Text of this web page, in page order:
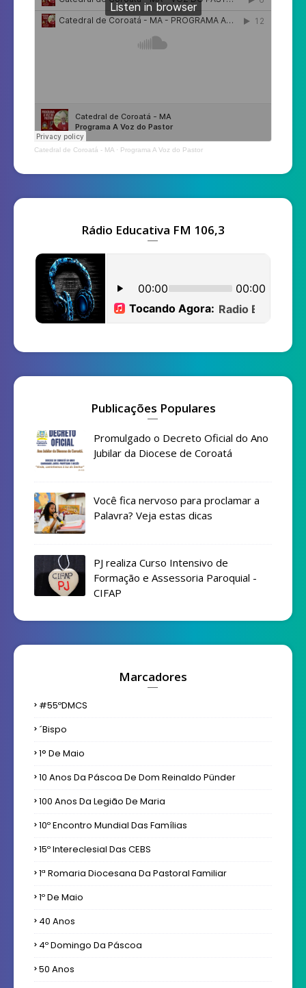
Catedral de Coroatá - MA · Programa A Voz do Pastor
Rádio Educativa FM 106,3
Publicações Populares
Promulgado o Decreto Oficial do Ano
Jubilar da Diocese de Coroatá
Você fica nervoso para proclamar a
Palavra? Veja estas dicas
PJ realiza Curso Intensivo de
Formação e Assessoria Paroquial -
CIFAP
Marcadores
#55ºDMCS
´bispo
1° De Maio
10 Anos Da Páscoa De Dom Reinaldo Pünder
100 Anos Da Legião De Maria
10º Encontro Mundial Das Famílias
15º Intereclesial Das CEBS
1ª Romaria Diocesana Da Pastoral Familiar
1º De Maio
40 Anos
4º Domingo Da Páscoa
50 Anos